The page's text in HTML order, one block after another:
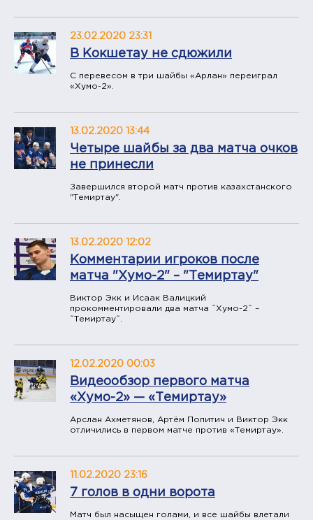
23.02.2020 23:31
​В Кокшетау не сдюжили
С перевесом в три шайбы «Арлан» переиграл
«Хумо-2».
13.02.2020 13:44
​Четыре шайбы за два матча очков
не принесли
Завершился второй матч против казахстанского
"Темиртау".
13.02.2020 12:02
Комментарии игроков после
матча "Хумо-2" – "Темиртау"
Виктор Экк и Исаак Валицкий
прокомментировали два матча ˝Хумо-2˝ –
˝Темиртау˝.
12.02.2020 00:03
Видеообзор первого матча
«Хумо-2» — «Темиртау»
Арслан Ахметянов, Артём Попитич и Виктор Экк
отличились в первом матче против «Темиртау».
11.02.2020 23:16
7 голов в одни ворота
Матч был насыщен голами, и все шайбы влетали